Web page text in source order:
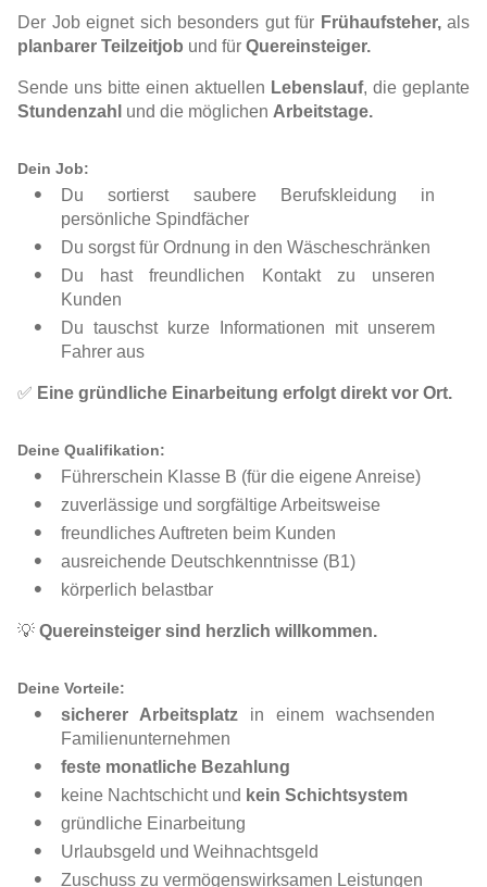
Der Job eignet sich besonders gut für Frühaufsteher,als
planbarer Teilzeitjob und für Quereinsteiger.
Sende uns bitte einen aktuellen Lebenslauf, die geplante
Stundenzahl und die möglichen Arbeitstage.
Dein Job:
Du sortierst saubere Berufskleidung in
persönliche Spindfächer
Du sorgst für Ordnung in den Wäscheschränken
Du hast freundlichen Kontakt zu unseren
Kunden
Du tauschst kurze Informationen mit unserem
Fahrer aus
✅ Eine gründliche Einarbeitung erfolgt direkt vor Ort.
Deine Qualifikation:
Führerschein Klasse B (für die eigene Anreise)
zuverlässige und sorgfältige Arbeitsweise
freundliches Auftreten beim Kunden
ausreichende Deutschkenntnisse (B1)
körperlich belastbar
💡 Quereinsteiger sind herzlich willkommen.
Deine Vorteile:
sicherer Arbeitsplatz in einem wachsenden
Familienunternehmen
feste monatliche Bezahlung
keine Nachtschicht und kein Schichtsystem
gründliche Einarbeitung
Urlaubsgeld und Weihnachtsgeld
Zuschuss zu vermögenswirksamen Leistungen